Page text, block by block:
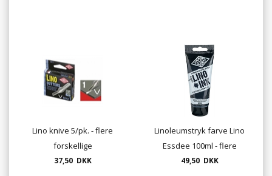
Lino knive 5/pk. - flere
forskellige
37,50 DKK
Linoleumstryk farve Lino
Essdee 100ml - flere
farver
49,50 DKK